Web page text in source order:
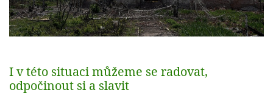
I v této situaci můžeme se radovat,
odpočinout si a slavit